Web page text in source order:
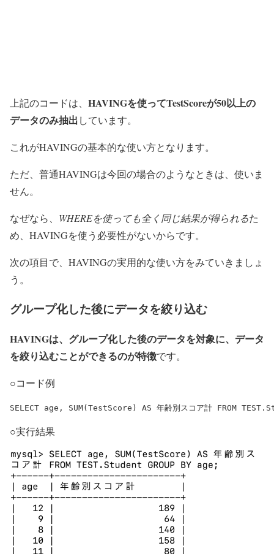
上記のコードは、 HAVINGを使ってTestScoreが50以上の
データのみ抽出しています。
これがHAVINGの基本的な使い方となります。
ただ、普通HAVINGは今回の場合のようなときは、使いま
せん。
なぜなら、 WHEREを使っても全く同じ結果が得られるた
め、HAVINGを使う必要性がないからです。
次の項目で、HAVINGの実用的な使い方をみていきましょ
う。
グループ化した後にデータを絞り込む
HAVINGは、グループ化した後のデータを対象に、データ
を絞り込むことができるのが特徴です。
○コード例
SELECT age, SUM(TestScore) AS 年齢別スコア計 FROM
○実行結果